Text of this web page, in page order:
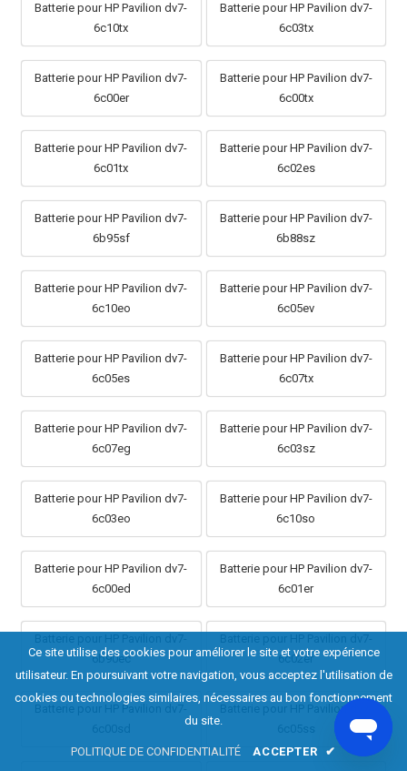
Batterie pour HP Pavilion dv7-
6c10tx
Batterie pour HP Pavilion dv7-
6c03tx
Batterie pour HP Pavilion dv7-
6c00er
Batterie pour HP Pavilion dv7-
6c00tx
Batterie pour HP Pavilion dv7-
6c01tx
Batterie pour HP Pavilion dv7-
6c02es
Batterie pour HP Pavilion dv7-
6b95sf
Batterie pour HP Pavilion dv7-
6b88sz
Batterie pour HP Pavilion dv7-
6c10eo
Batterie pour HP Pavilion dv7-
6c05ev
Batterie pour HP Pavilion dv7-
6c05es
Batterie pour HP Pavilion dv7-
6c07tx
Batterie pour HP Pavilion dv7-
6c07eg
Batterie pour HP Pavilion dv7-
6c03sz
Batterie pour HP Pavilion dv7-
6c03eo
Batterie pour HP Pavilion dv7-
6c10so
Batterie pour HP Pavilion dv7-
6c00ed
Batterie pour HP Pavilion dv7-
6c01er
6b90ec
6c02er
Batterie pour HP Pavilion dv7-
Batterie pour HP Pavilion dv7-
Ce site utilise des cookies pour améliorer le site et votre expérience
utilisateur. En poursuivant votre navigation, vous acceptez l'utilisation de
cookies ou technologies similaires, nécessaires au bon fonctionnement
du site.
POLITIQUE DE CONFIDENTIALITÉ ACCEPTER ✔